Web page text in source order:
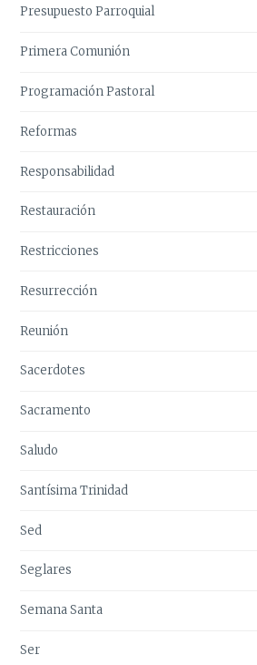
Presupuesto Parroquial
Primera Comunión
Programación Pastoral
Reformas
Responsabilidad
Restauración
Restricciones
Resurrección
Reunión
Sacerdotes
Sacramento
Saludo
Santísima Trinidad
Sed
Seglares
Semana Santa
Ser